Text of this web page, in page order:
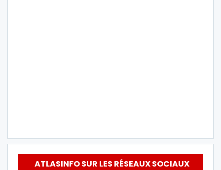
ATLASINFO SUR LES RÉSEAUX SOCIAUX